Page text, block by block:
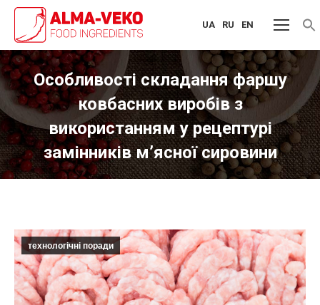
UA RU EN
Особливості складання фаршу
ковбасних виробів з
використанням у рецептурі
замінників м’ясної сировини
You are here:
технологічні поради